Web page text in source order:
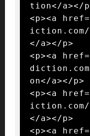
tion</a></
<p><a
</a></p>
<p><a
on</a></p>
<p><a
</a></p>
<p><a